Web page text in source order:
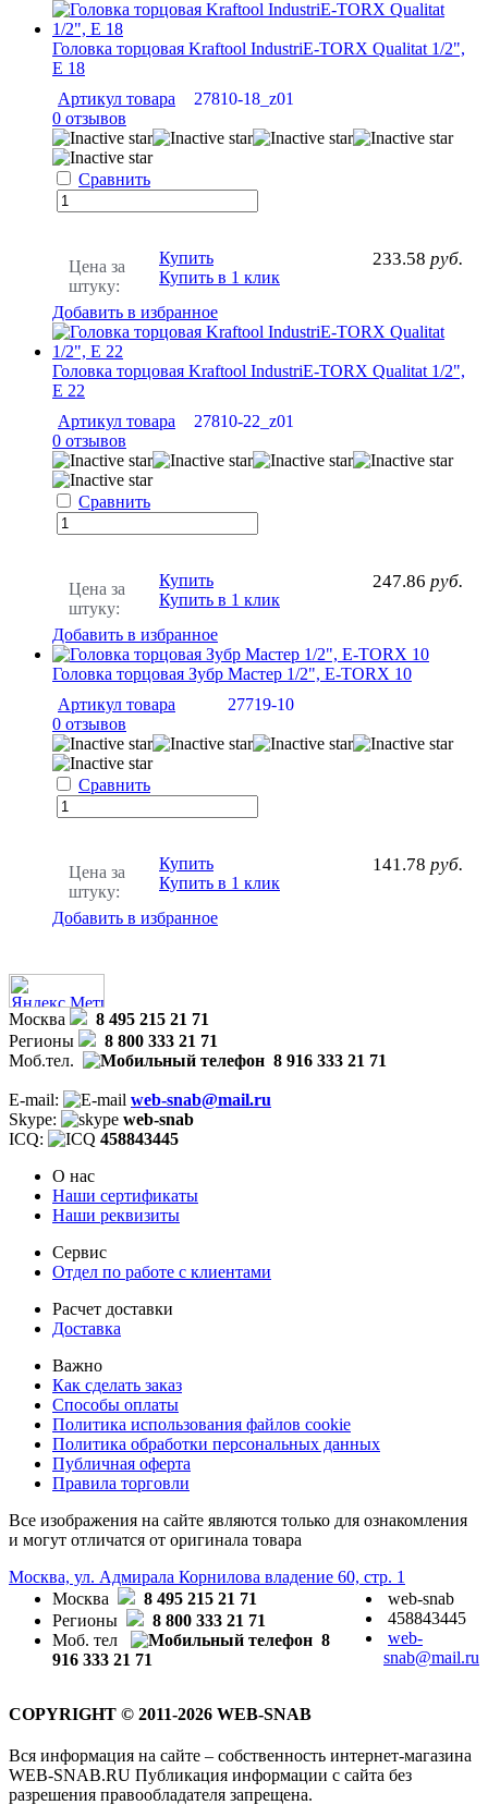
Головка торцовая Kraftool IndustriE-TORX Qualitat 1/2",
Е 18
Артикул товара
27810-18_z01
0 отзывов
Сравнить
Цена за
штуку:
233.58 руб.
Купить
Купить в 1 клик
Добавить в избранное
Головка торцовая Kraftool IndustriE-TORX Qualitat 1/2",
Е 22
Артикул товара
27810-22_z01
0 отзывов
Сравнить
Цена за
штуку:
247.86 руб.
Купить
Купить в 1 клик
Добавить в избранное
Головка торцовая Зубр Мастер 1/2", E-TORX 10
Артикул товара
27719-10
0 отзывов
Сравнить
Цена за
штуку:
141.78 руб.
Купить
Купить в 1 клик
Добавить в избранное
Москва
8 495 215 21 71
Регионы
8 800 333 21 71
Моб.тел.
8 916 333 21 71
E-mail:
web-snab@mail.ru
Skype:
web-snab
ICQ:
458843445
О нас
Наши сертификаты
Наши реквизиты
Сервис
Отдел по работе с клиентами
Расчет доставки
Доставка
Важно
Как сделать заказ
Способы оплаты
Политика использования файлов cookie
Политика обработки персональных данных
Публичная оферта
Правила торговли
Все изображения на сайте являются только для ознакомления
и могут отличатся от оригинала товара
Москва, ул. Адмирала Корнилова владение 60, стр. 1
Москва
8 495 215 21 71
Регионы
8 800 333 21 71
Моб. тел
8
916 333 21 71
web-snab
458843445
web-
snab@mail.ru
COPYRIGHT © 2011-2026 WEB-SNAB
Вся информация на сайте – собственность интернет-магазина
WEB-SNAB.RU Публикация информации с сайта без
разрешения правообладателя запрещена.